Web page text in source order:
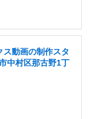
ス動画の制作スタ
中村区那古野1丁